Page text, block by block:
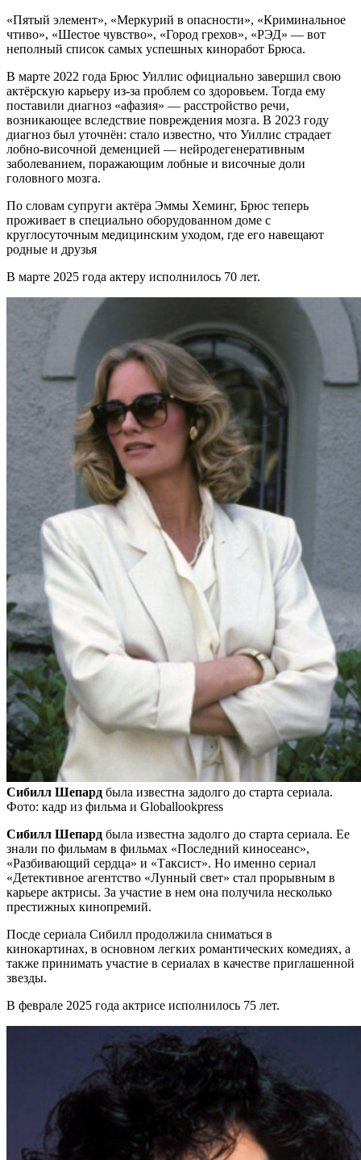
«Пятый элемент», «Меркурий в опасности», «Криминальное
чтиво», «Шестое чувство», «Город грехов», «РЭД» — вот
неполный список самых успешных киноработ Брюса.
В марте 2022 года Брюс Уиллис официально завершил свою
актёрскую карьеру из-за проблем со здоровьем. Тогда ему
поставили диагноз «афазия» — расстройство речи,
возникающее вследствие повреждения мозга. В 2023 году
диагноз был уточнён: стало известно, что Уиллис страдает
лобно-височной деменцией — нейродегенеративным
заболеванием, поражающим лобные и височные доли
головного мозга.
По словам супруги актёра Эммы Хеминг, Брюс теперь
проживает в специально оборудованном доме с
круглосуточным медицинским уходом, где его навещают
родные и друзья
В марте 2025 года актеру исполнилось 70 лет.
Сибилл Шепард была известна задолго до старта сериала.
Фото: кадр из фильма и Globallookpress
Сибилл Шепард была известна задолго до старта сериала. Ее
знали по фильмам в фильмах «Последний киносеанс»,
«Разбивающий сердца» и «Таксист». Но именно сериал
«Детективное агентство «Лунный свет» стал прорывным в
карьере актрисы. За участие в нем она получила несколько
престижных кинопремий.
Посде сериала Сибилл продолжила сниматься в
кинокартинах, в основном легких романтических комедиях, а
также принимать участие в сериалах в качестве приглашенной
звезды.
В феврале 2025 года актрисе исполнилось 75 лет.